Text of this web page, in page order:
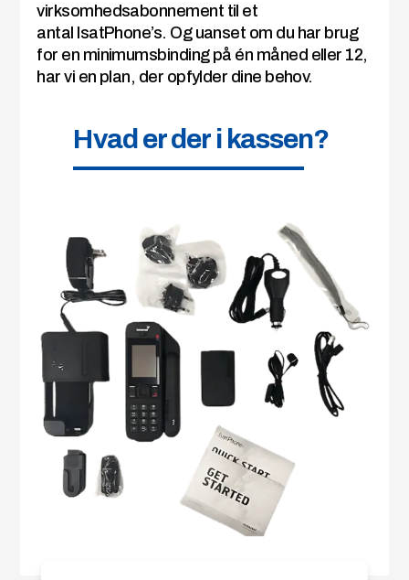
virksomhedsabonnement til et
antal IsatPhone’s. Og uanset om du har brug
for en minimumsbinding på én måned eller 12,
har vi en plan, der opfylder dine behov.
Hvad er der i kassen?